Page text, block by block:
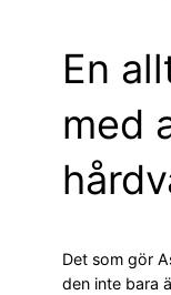
En
med
Det som gör
den inte bara